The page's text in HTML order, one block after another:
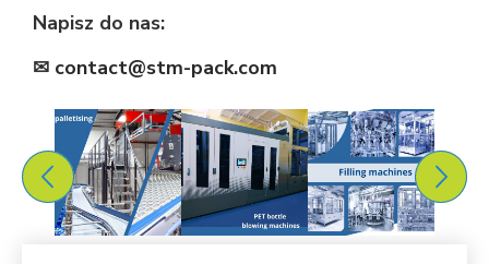
Napisz do nas:
✉ contact@stm-pack.com